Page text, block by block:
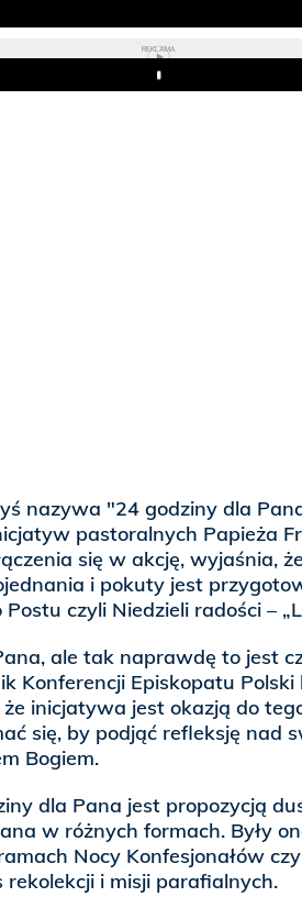
REKLAMA
Play
nazywa "24 godziny dla
pastoralnych Papieża
się w akcję, wyjaśnia,
i pokuty jest
czyli Niedzieli radości –
ale tak naprawdę to jest
Konferencji Episkopatu Polski
inicjatywa jest okazją do
się, by podjąć refleksję nad
Bogiem.
dla Pana jest propozycją
w różnych formach. Były
Nocy Konfesjonałów
rekolekcji i misji parafialnych.